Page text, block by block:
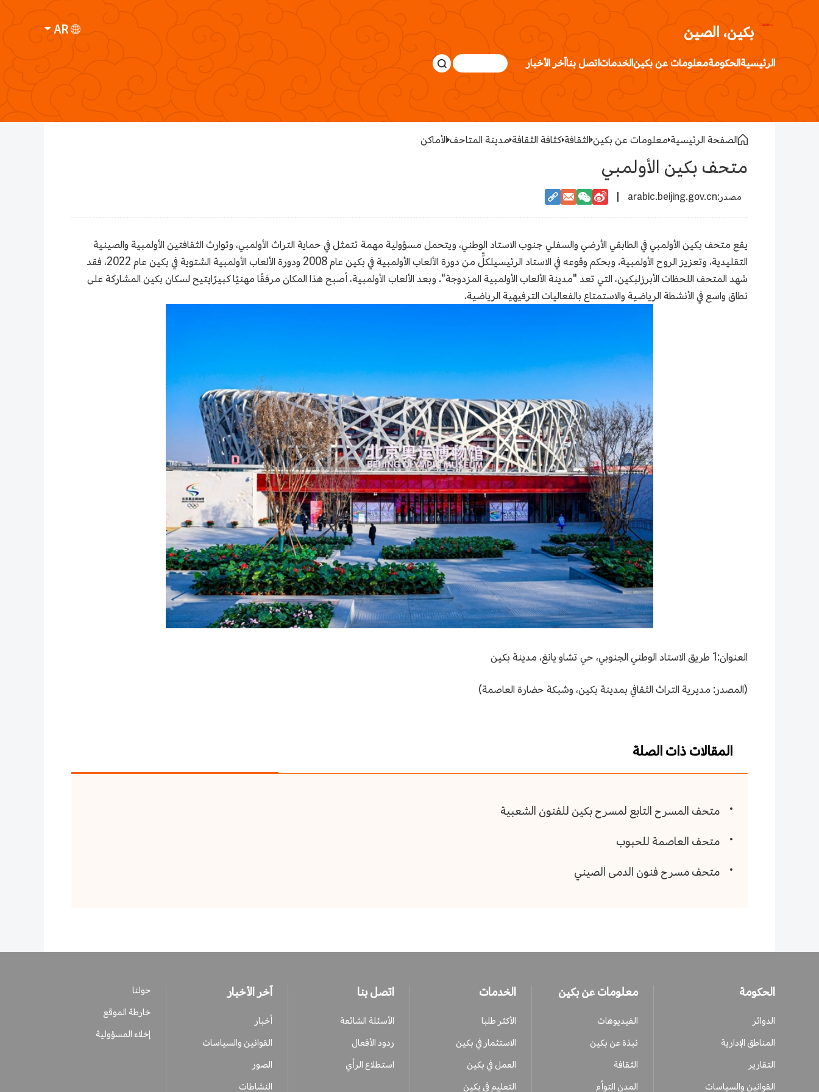
بكين، الصين AR
الرئيسيةالحكومةمعلومات عن بكينالخدماتاتصل بناآخر الأخبار
الصفحة الرئيسية معلومات عن بكين الثقافةكثافة الثقافة مدينة المتاحف الأماكن
متحف بكين الأولمبي
arabic.beijing.gov.cn
يقع متحف بكين الأولمبي في الطابقي الأرضي والسفلي جنوب الاستاد الوطني، ويتحمل مسؤولية مهمة تتمثل في حماية التراث الأولمبي، وتوارث الثقافتين الأولمبية والصينية
التقليدية، وتعزيز الروح الأولمبية. وبحكم وقوعه في الاستاد الرئيسيلكلٍّ من دورة الألعاب الأولمبية في بكين عام 2008 ودورة الألعاب الأولمبية الشتوية في بكين عام 2022، فقد
شهد المتحف اللحظات الأبرزلبكين، التي تعد "مدينة الألعاب الأولمبية المزدوجة". وبعد الألعاب الأولمبية، أصبح هذا المكان مرفقًا مهنيًا كبيرًايتيح لسكان بكين المشاركة على
نطاق واسع في الأنشطة الرياضية والاستمتاع بالفعاليات الترفيهية الرياضية.
العنوان:1 طريق الاستاد الوطني الجنوبي، حي تشاو يانغ، مدينة بكين
(المصدر: مديرية التراث الثقافي بمدينة بكين، وشبكة حضارة العاصمة)
المقالات ذات الصلة
متحف المسرح التابع لمسرح بكين للفنون الشعبية
متحف العاصمة للحبوب
متحف مسرح فنون الدمى الصيني
الحكومة
الدوائر
المناطق الإدارية
التقارير
القوانين والسياسات
معلومات عن بكين
الفيديوهات
نبذة عن بكين
الثقافة
المدن التوأم
الخدمات
الأكثر طلبا
الاستثمار في بكين
العمل في بكين
التعليم في بكين
اتصل بنا
الأسئلة الشائعة
ردود الأفعال
استطلاع الرأي
آخر الأخبار
أخبار
القوانين والسياسات
الصور
النشاطات
حولنا
خارطة الموقع
إخلاء المسؤولية